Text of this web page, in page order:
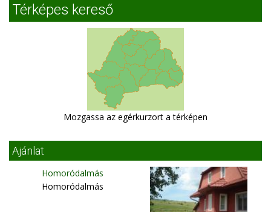
Térképes kereső
Mozgassa az egérkurzort a térképen
Ajánlat
Homoródalmás
Homoródalmás